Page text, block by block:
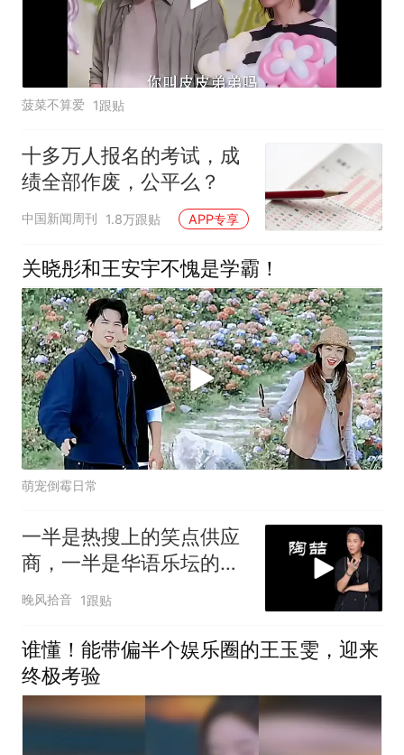
菠菜不算爱 1跟贴
十多万人报名的考试，成
绩全部作废，公平么？
中国新闻周刊 1.8万跟贴 APP专享
关晓彤和王安宇不愧是学霸！
萌宠倒霉日常
一半是热搜上的笑点供应
商，一半是华语乐坛的
R&B铺路人
晚风拾音 1跟贴
谁懂！能带偏半个娱乐圈的王玉雯，迎来
终极考验